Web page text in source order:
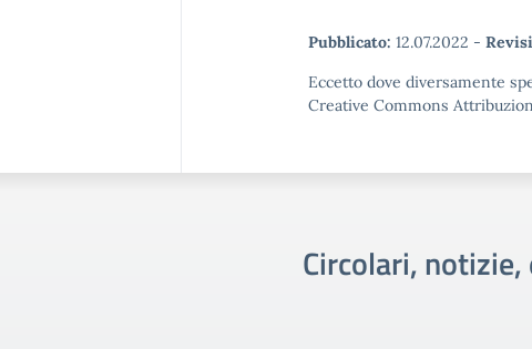
Pubblicato: 12.07.2022 -
Eccetto dove diversamente
Creative Commons
Circolari,